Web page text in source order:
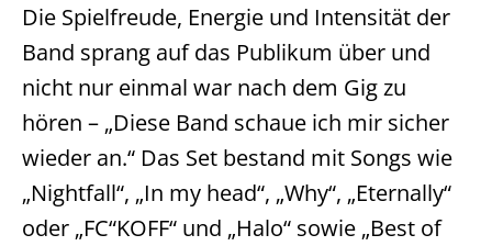
Die Spielfreude, Energie und Intensität der
Band sprang auf das Publikum über und
nicht nur einmal war nach dem Gig zu
hören – „Diese Band schaue ich mir sicher
wieder an.“ Das Set bestand mit Songs wie
„Nightfall“, „In my head“, „Why“, „Eternally“
oder „FC“KOFF“ und „Halo“ sowie „Best of